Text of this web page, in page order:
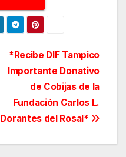
*Recibe DIF Tampico
Importante Donativo
de Cobijas de la
Fundación Carlos L.
Dorantes del Rosal*